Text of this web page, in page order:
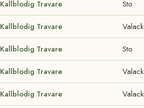
Kallblodig Travare Sto
Kallblodig Travare Valack
Kallblodig Travare Sto
Kallblodig Travare Valack
Kallblodig Travare Valack